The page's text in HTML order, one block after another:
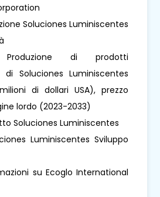
Soluciones Luminiscentes
di prodotti
Soluciones Luminiscentes
di dollari USA), prezzo
lordo (2023-2033)
Soluciones Luminiscentes
Luminiscentes Sviluppo
su Ecoglo International